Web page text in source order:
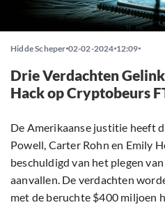
Hidde Scheper 02-02-2024 12:09
Drie Verdachten
Hack op Cryptobeurs
De Amerikaanse justitie heeft
Powell, Carter Rohn en Emily
beschuldigd van het plegen
aanvallen. De verdachten
met de beruchte $400 miljoen